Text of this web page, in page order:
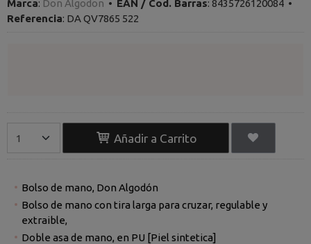
Marca: Don Algodon • EAN / Cod. Barras: 8435726120084 •
Referencia: DA QV7865 522
Añadir a Carrito
Bolso de mano, Don Algodón
Bolso de mano con tira larga para cruzar, regulable y
extraible,
Doble asa de mano, en PU [Piel sintetica]